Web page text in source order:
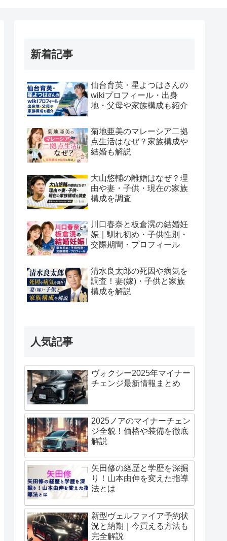
新着記事
仙台育英・星よつはさんの
wikiプロフィール・出身
地・父母や家族構成も紹介
菊地亜美のマレーシア二拠
点生活はなぜ？家族構成や
結婚も解説
大山悠輔の離婚はなぜ？理
由や妻・子供・現在の家族
構成を調査
川口春奈と板倉滉の結婚妊
娠｜馴れ初め・子供性別・
交際期間・プロフィール
清水良太郎の死因や病気を
調査！妻(嫁)・子供と家族
構成を解説
人気記事
ヴォクシー2025年マイナー
チェンジ最新情報まとめ
2025ノアのマイナーチェン
ジ全貌！価格や装備を徹底
解説
矢田修の経歴と学歴を深掘
り！山本由伸を変えた指導
法とは
新型ヴェルファイア予約状
況と納期｜今買える方法も
完全解説